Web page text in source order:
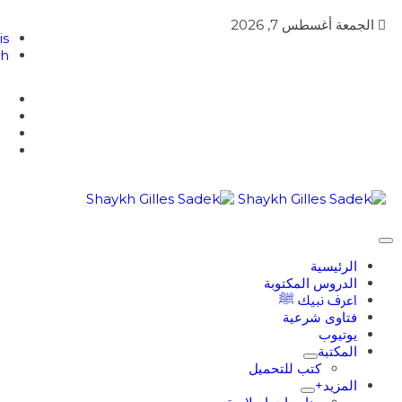
الجمعة أغسطس 7, 2026
الرئيسية
الدروس المكتوبة
اعرف نبيك ﷺ
فتاوى شرعية
يوتيوب
المكتبة
كتب للتحميل
المزيد+